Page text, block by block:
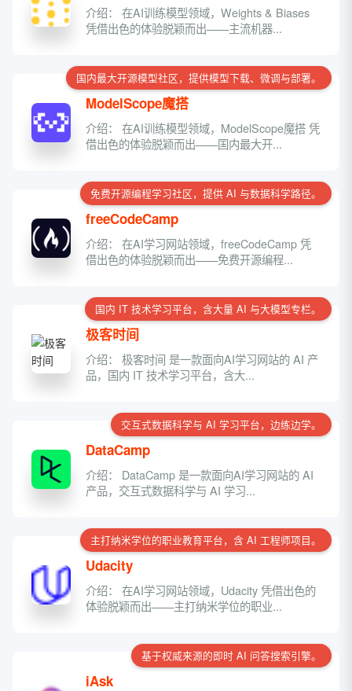
介绍： 在AI训练模型领域，Weights & Biases
凭借出色的体验脱颖而出——主流机器...
国内最大开源模型社区，提供模型下载、微调与部署。
ModelScope魔搭
介绍： 在AI训练模型领域，ModelScope魔搭 凭
借出色的体验脱颖而出——国内最大开...
免费开源编程学习社区，提供 AI 与数据科学路径。
freeCodeCamp
介绍： 在AI学习网站领域，freeCodeCamp 凭
借出色的体验脱颖而出——免费开源编程...
国内 IT 技术学习平台，含大量 AI 与大模型专栏。
极客时间
介绍： 极客时间 是一款面向AI学习网站的 AI 产
品，国内 IT 技术学习平台，含大...
交互式数据科学与 AI 学习平台，边练边学。
DataCamp
介绍： DataCamp 是一款面向AI学习网站的 AI
产品，交互式数据科学与 AI 学习...
主打纳米学位的职业教育平台，含 AI 工程师项目。
Udacity
介绍： 在AI学习网站领域，Udacity 凭借出色的
体验脱颖而出——主打纳米学位的职业...
基于权威来源的即时 AI 问答搜索引擎。
iAsk